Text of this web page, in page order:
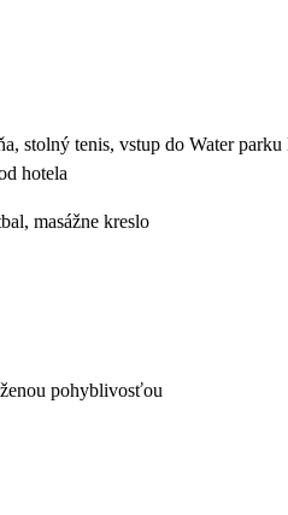
stolný tenis, vstup do Water
hotela
masážne kreslo
pohyblivosťou